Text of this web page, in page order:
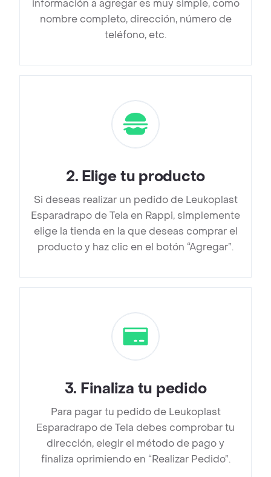
información a agregar es muy simple, como
nombre completo, dirección, número de
teléfono, etc.
2. Elige tu producto
Si deseas realizar un pedido de Leukoplast
Esparadrapo de Tela en Rappi, simplemente
elige la tienda en la que deseas comprar el
producto y haz clic en el botón “Agregar”.
3. Finaliza tu pedido
Para pagar tu pedido de Leukoplast
Esparadrapo de Tela debes comprobar tu
dirección, elegir el método de pago y
finaliza oprimiendo en “Realizar Pedido”.